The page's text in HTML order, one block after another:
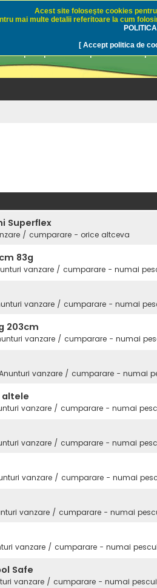
- Pescuit
despre pescuit sportiv la
Superflex
/ cumparare - orice altceva
83g
vanzare / cumparare - numai
vanzare / cumparare - numai
203cm
vanzare / cumparare - numai
vanzare / cumparare - numai
altele
vanzare / cumparare - numai
vanzare / cumparare - numai
vanzare / cumparare - numai
vanzare / cumparare - numai
vanzare / cumparare - numai
Safe
vanzare / cumparare - numai
Acest site foloseşte cookies
mai multe detalii referitoare la cum
[ Accept politica de